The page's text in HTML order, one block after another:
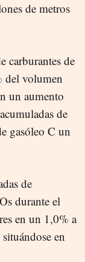
de metros
carburantes de
del volumen
un aumento
de
gasóleo C un
de
durante el
en un 1,0% a
en